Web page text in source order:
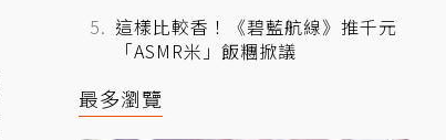
這樣比較香！《碧藍航線》推千元
「ASMR米」飯糰掀議
最多瀏覽